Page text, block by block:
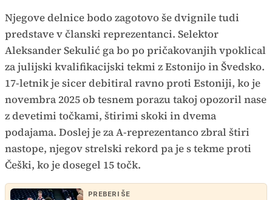
Njegove delnice bodo zagotovo še dvignile tudi
predstave v članski reprezentanci. Selektor
Aleksander Sekulić ga bo po pričakovanjih vpoklical
za julijski kvalifikacijski tekmi z Estonijo in Švedsko.
17-letnik je sicer debitiral ravno proti Estoniji, ko je
novembra 2025 ob tesnem porazu takoj opozoril nase
z devetimi točkami, štirimi skoki in dvema
podajama. Doslej je za A-reprezentanco zbral štiri
nastope, njegov strelski rekord pa je s tekme proti
Češki, ko je dosegel 15 točk.
PREBERI ŠE